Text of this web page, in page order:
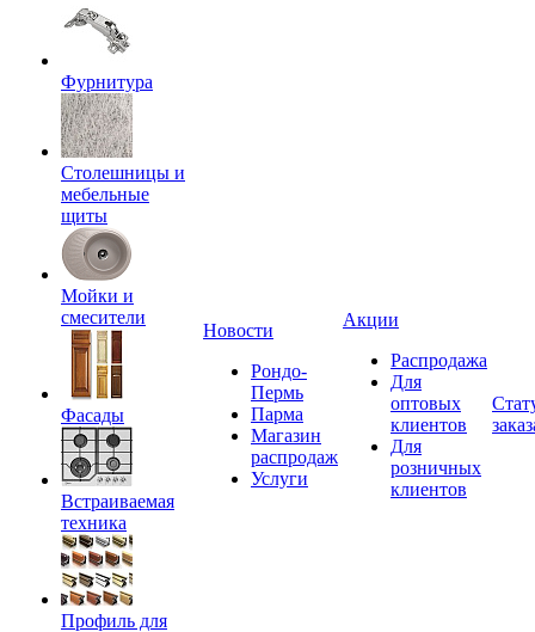
Фурнитура
Столешницы и
мебельные
щиты
Мойки и
смесители
Фасады
Встраиваемая
техника
Профиль для
Новости
Рондо-
Пермь
Парма
Магазин
распродаж
Услуги
Акции
Распродажа
Для
оптовых
клиентов
Для
розничных
клиентов